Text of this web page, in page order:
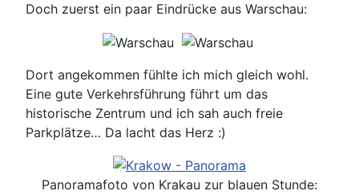
Doch zuerst ein paar Eindrücke aus Warschau:
Dort angekommen fühlte ich mich gleich wohl.
Eine gute Verkehrsführung führt um das
historische Zentrum und ich sah auch freie
Parkplätze… Da lacht das Herz :)
Panoramafoto von Krakau zur blauen Stunde: